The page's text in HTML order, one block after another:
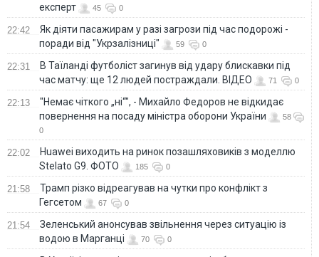
експерт
45 0
22:42
Як діяти пасажирам у разі загрози під час подорожі -
поради від "Укрзалізниці"
59 0
22:31
В Таїланді футболіст загинув від удару блискавки під
час матчу: ще 12 людей постраждали. ВІДЕО
71 0
22:13
"Немає чіткого „ні“", - Михайло Федоров не відкидає
повернення на посаду міністра оборони України
58
0
22:02
Huawei виходить на ринок позашляховиків з моделлю
Stelato G9. ФОТО
185 0
21:58
Трамп різко відреагував на чутки про конфлікт з
Гегсетом
67 0
21:54
Зеленський анонсував звільнення через ситуацію із
водою в Марганці
70 0